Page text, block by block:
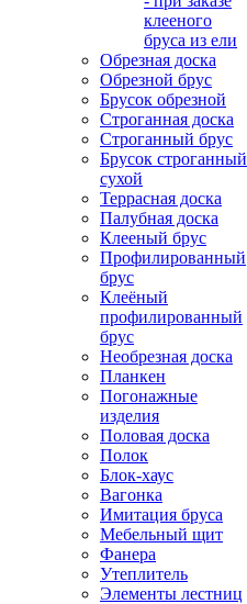
клееного
бруса из ели
Обрезная доска
Обрезной брус
Брусок обрезной
Строганная доска
Строганный брус
Брусок строганный
сухой
Террасная доска
Палубная доска
Клееный брус
Профилированный
брус
Клеёный
профилированный
брус
Необрезная доска
Планкен
Погонажные
изделия
Половая доска
Полок
Блок-хаус
Вагонка
Имитация бруса
Мебельный щит
Фанера
Утеплитель
Элементы лестниц